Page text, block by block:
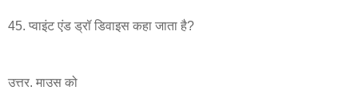
45. प्वाइंट एंड ड्रॉ डिवाइस कहा जाता है?
उत्तर. माउस को